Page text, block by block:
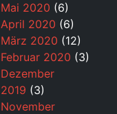
Mai 2020 (6)
April 2020 (6)
März 2020 (12)
Februar 2020 (3)
Dezember
2019 (3)
November